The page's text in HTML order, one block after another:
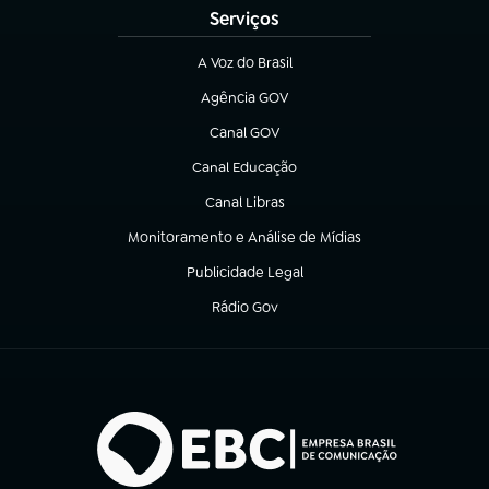
Serviços
A Voz do Brasil
(abre em nova aba)
Agência GOV
(abre em nova aba)
Canal GOV
(abre em nova aba)
Canal Educação
(abre em nova aba)
Canal Libras
(abre em nova aba)
Monitoramento e Análise de Mídias
(abre em nova aba)
Publicidade Legal
(abre em nova aba)
Rádio Gov
(abre em nova aba)